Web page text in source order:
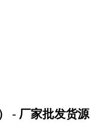
- 厂家批发货源